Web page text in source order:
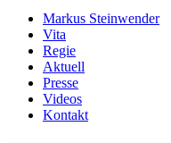
Markus Steinwender
Vita
Regie
Aktuell
Presse
Videos
Kontakt